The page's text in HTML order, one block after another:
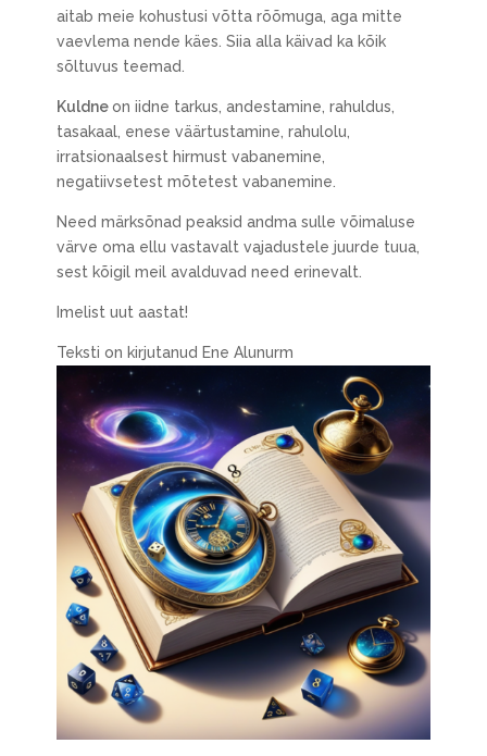
aitab meie kohustusi võtta rõõmuga, aga mitte
vaevlema nende käes. Siia alla käivad ka kõik
sõltuvus teemad.
Kuldne on iidne tarkus, andestamine, rahuldus,
tasakaal, enese väärtustamine, rahulolu,
irratsionaalsest hirmust vabanemine,
negatiivsetest mõtetest vabanemine.
Need märksõnad peaksid andma sulle võimaluse
värve oma ellu vastavalt vajadustele juurde tuua,
sest kõigil meil avalduvad need erinevalt.
Imelist uut aastat!
Teksti on kirjutanud Ene Alunurm